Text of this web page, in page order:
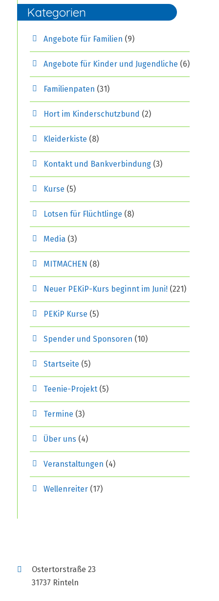
Kategorien
Angebote für Familien (9)
Angebote für Kinder und Jugendliche (6)
Familienpaten (31)
Hort im Kinderschutzbund (2)
Kleiderkiste (8)
Kontakt und Bankverbindung (3)
Kurse (5)
Lotsen für Flüchtlinge (8)
Media (3)
MITMACHEN (8)
Neuer PEKiP-Kurs beginnt im Juni! (221)
PEKiP Kurse (5)
Spender und Sponsoren (10)
Startseite (5)
Teenie-Projekt (5)
Termine (3)
Über uns (4)
Veranstaltungen (4)
Wellenreiter (17)
Ostertorstraße 23
31737 Rinteln